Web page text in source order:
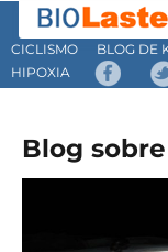
CICLISMO
BLOG DE
HIPOXIA
Blog